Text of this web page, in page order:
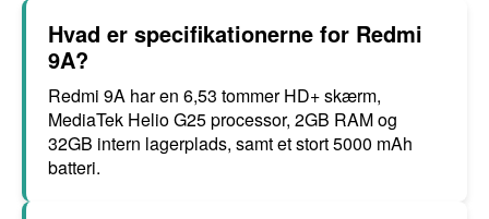
Hvad er specifikationerne for Redmi
9A?
Redmi 9A har en 6,53 tommer HD+ skærm,
MediaTek Helio G25 processor, 2GB RAM og
32GB intern lagerplads, samt et stort 5000 mAh
batteri.